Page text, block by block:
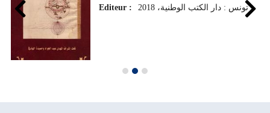
Editeur : تونس : دار الكتب الوطنية، 2018